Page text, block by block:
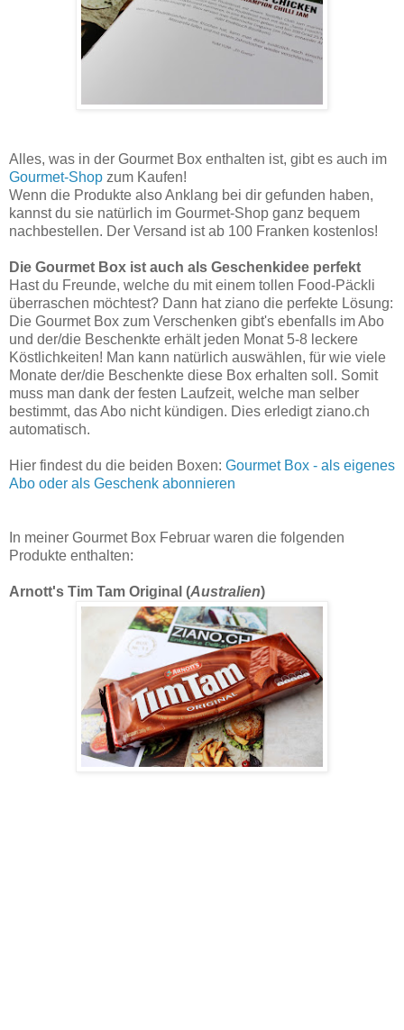
Alles, was in der Gourmet Box enthalten ist, gibt es auch im
Gourmet-Shop zum Kaufen!
Wenn die Produkte also Anklang bei dir gefunden haben,
kannst du sie natürlich im Gourmet-Shop ganz bequem
nachbestellen. Der Versand ist ab 100 Franken kostenlos!
Die Gourmet Box ist auch als Geschenkidee perfekt
Hast du Freunde, welche du mit einem tollen Food-Päckli
überraschen möchtest? Dann hat ziano die perfekte Lösung:
Die Gourmet Box zum Verschenken gibt's ebenfalls im Abo
und der/die Beschenkte erhält jeden Monat 5-8 leckere
Köstlichkeiten! Man kann natürlich auswählen, für wie viele
Monate der/die Beschenkte diese Box erhalten soll. Somit
muss man dank der festen Laufzeit, welche man selber
bestimmt, das Abo nicht kündigen. Dies erledigt ziano.ch
automatisch.
Hier findest du die beiden Boxen: Gourmet Box - als eigenes
Abo oder als Geschenk abonnieren
In meiner Gourmet Box Februar waren die folgenden
Produkte enthalten:
Arnott's Tim Tam Original (Australien)